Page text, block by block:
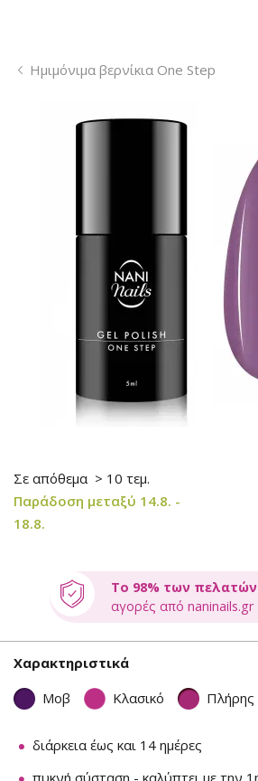
Ημιμόνιμα βερνίκια One Step
Σε απόθεμα > 10 τεμ.
Παράδοση μεταξύ 14.8. -
18.8.
Το 98% των πελατών
αγορές από naninails.gr
Χαρακτηριστικά
Μοβ Κλασικό Πλήρης
διάρκεια έως και 14 ημέρες